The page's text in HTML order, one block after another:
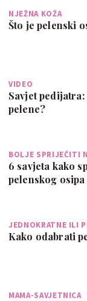
NJEŽNA KOŽA
Što je pelenski
VIDEO
Savjet
pelene?
BOLJE SPRIJEČITI
6 savjeta kako
pelenskog osipa
JEDNOKRATNE ILI
Kako odabrati
MAMA-SAVJETNICA